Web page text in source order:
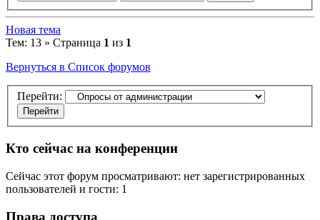
Новая тема
Тем: 13 » Страница 1 из 1
Вернуться в Список форумов
Перейти:
Кто сейчас на конференции
Сейчас этот форум просматривают: нет зарегистрированных
пользователей и гости: 1
Права доступа